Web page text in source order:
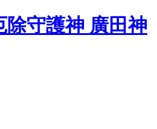
除守護神 廣田神